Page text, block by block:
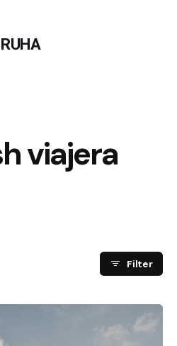
viajera
Filter